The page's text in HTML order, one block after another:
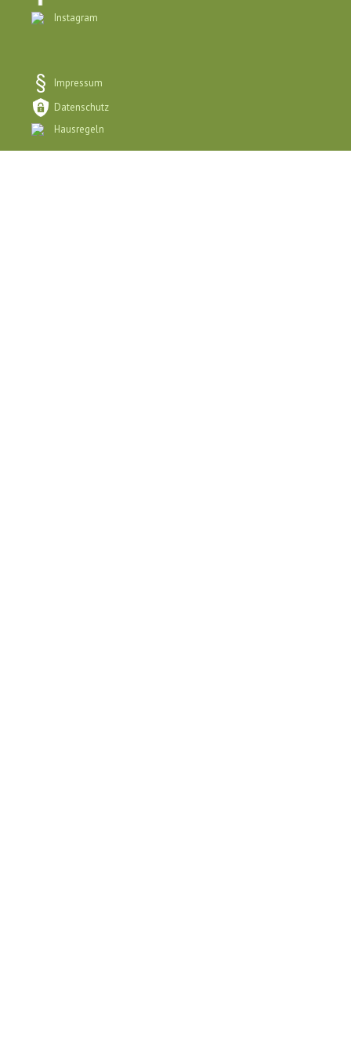
Instagram
Impressum
Datenschutz
Hausregeln